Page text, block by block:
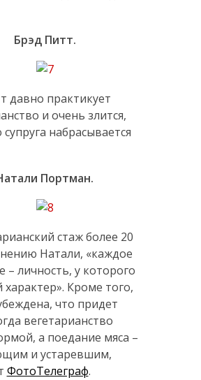
Брэд Питт.
давно практикует
и очень злится,
супруга набрасывается
Портман.
стаж более 20
Натали, «каждое
– личность, у которого
характер». Кроме того,
что придет
вегетарианство
а поедание мяса –
и устаревшим,
ФотоТелеграф.